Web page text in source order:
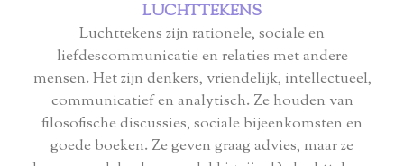
LUCHTTEKENS
Luchttekens zijn rationele, sociale en
liefdescommunicatie en relaties met andere
mensen. Het zijn denkers, vriendelijk, intellectueel,
communicatief en analytisch. Ze houden van
filosofische discussies, sociale bijeenkomsten en
goede boeken. Ze geven graag advies, maar ze